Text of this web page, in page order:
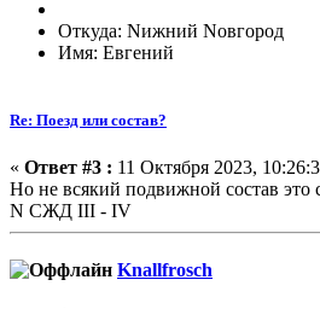
Откуда: Nижний Nовгород
Имя: Евгений
Re: Поезд или состав?
« Ответ #3 : 11 Октября 2023,
Но не всякий подвижной состав это
N СЖД III - IV
Knallfrosch